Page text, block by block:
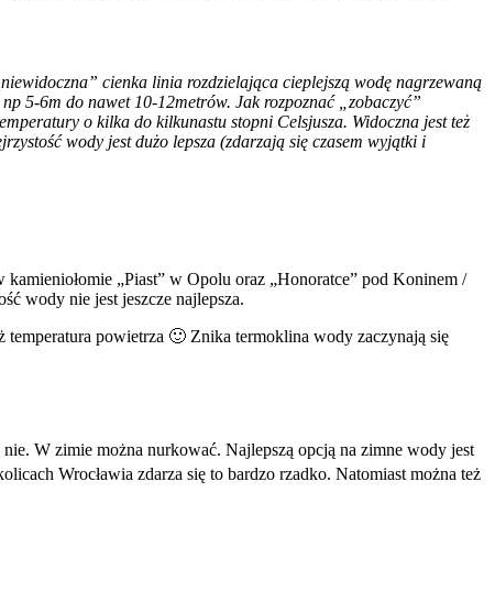
cienka linia rozdzielająca cieplejszą wodę nagrzewaną
5-6m do nawet 10-12metrów. Jak rozpoznać „zobaczyć”
o kilka do kilkunastu stopni Celsjusza. Widoczna jest też
wody jest dużo lepsza (zdarzają się czasem wyjątki i
„Piast” w Opolu oraz „Honoratce” pod Koninem /
wody nie jest jeszcze najlepsza.
temperatura powietrza 🙂 Znika termoklina wody zaczynają się
W zimie można nurkować. Najlepszą opcją na zimne wody jest
Wrocławia zdarza się to bardzo rzadko. Natomiast można też